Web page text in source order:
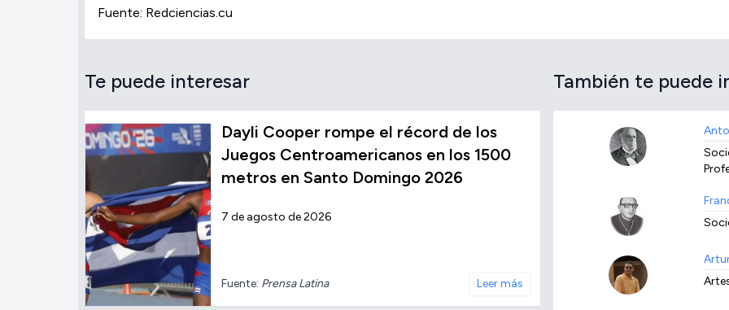
Fuente: Redciencias.cu
Te puede interesar
Dayli Cooper rompe el récord de los
Juegos Centroamericanos en los 1500
metros en Santo Domingo 2026
7 de agosto de 2026
Fuente: Prensa Latina Leer más
También te puede